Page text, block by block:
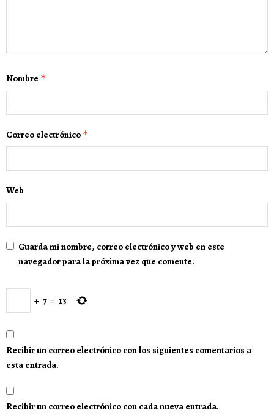
Nombre *
Correo electrónico *
Web
Guarda mi nombre, correo electrónico y web en este
navegador para la próxima vez que comente.
+ 7 = 13
Recibir un correo electrónico con los siguientes comentarios a
esta entrada.
Recibir un correo electrónico con cada nueva entrada.